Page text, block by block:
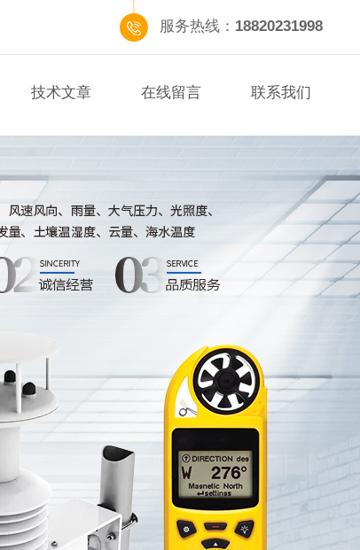
服务热线： 18820231998
技术文章 在线留言 联系我们